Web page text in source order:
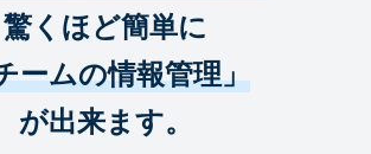
驚くほど簡単に
ームの情報管理」
が出来ます。